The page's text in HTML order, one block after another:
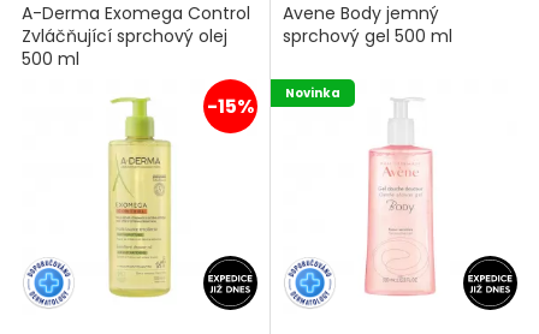
A-Derma Exomega Control
Zvláčňující sprchový olej
500 ml
-15%
Avene Body jemný
sprchový gel 500 ml
Novinka